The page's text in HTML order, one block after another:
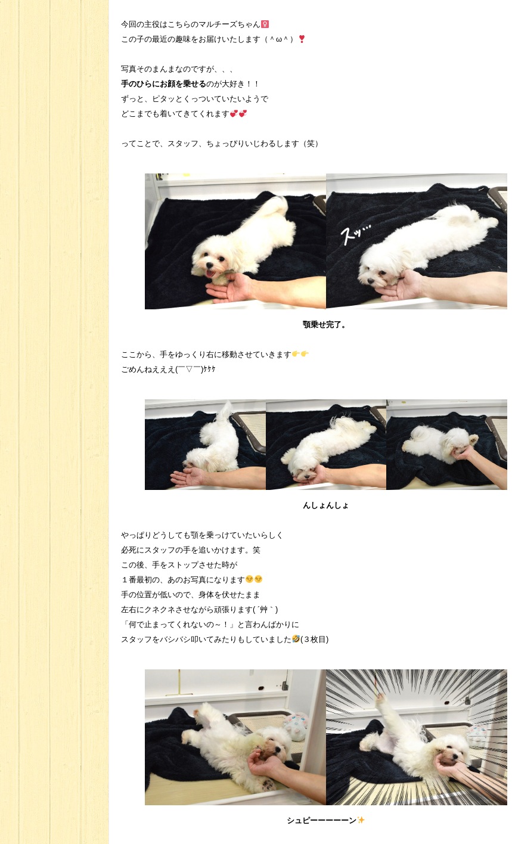
今回の主役はこちらのマルチーズちゃん
この子の最近の趣味をお届けいたします（＾ω＾）
写真そのまんまなのですが、、、
手のひらにお顔を乗せるのが大好き！！
ずっと、ピタッとくっついていたいようで
どこまでも着いてきてくれます
ってことで、スタッフ、ちょっぴりいじわるします（笑）
顎乗せ完了。
ここから、手をゆっくり右に移動させていきます
ごめんねえええ(￣▽￣)ｹｹｹ
んしょんしょ
やっぱりどうしても顎を乗っけていたいらしく
必死にスタッフの手を追いかけます。笑
この後、手をストップさせた時が
１番最初の、あのお写真になります
手の位置が低いので、身体を伏せたまま
左右にクネクネさせながら頑張ります( ´艸｀)
「何で止まってくれないの～！」と言わんばかりに
スタッフをバシバシ叩いてみたりもしていました
(３枚目)
シュピーーーーーン